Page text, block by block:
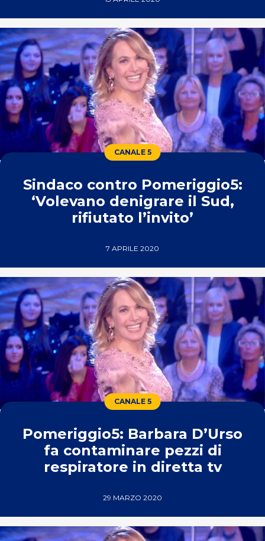
CANALE 5
Sindaco contro Pomeriggio5:
‘Volevano denigrare il Sud,
rifiutato l’invito’
7 APRILE 2020
CANALE 5
Pomeriggio5: Barbara D’Urso
fa contaminare pezzi di
respiratore in diretta tv
29 MARZO 2020